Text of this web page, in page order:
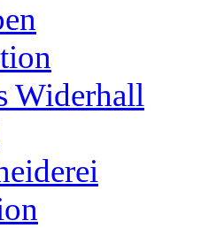
Widerhall